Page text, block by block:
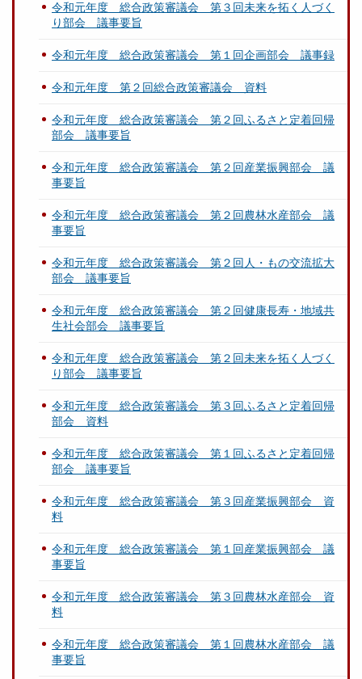
令和元年度 総合政策審議会 第３回未来を拓く人づく
り部会 議事要旨
令和元年度 総合政策審議会 第１回企画部会 議事録
令和元年度 第２回総合政策審議会 資料
令和元年度 総合政策審議会 第２回ふるさと定着回帰
部会 議事要旨
令和元年度 総合政策審議会 第２回産業振興部会 議
事要旨
令和元年度 総合政策審議会 第２回農林水産部会 議
事要旨
令和元年度 総合政策審議会 第２回人・もの交流拡大
部会 議事要旨
令和元年度 総合政策審議会 第２回健康長寿・地域共
生社会部会 議事要旨
令和元年度 総合政策審議会 第２回未来を拓く人づく
り部会 議事要旨
令和元年度 総合政策審議会 第３回ふるさと定着回帰
部会 資料
令和元年度 総合政策審議会 第１回ふるさと定着回帰
部会 議事要旨
令和元年度 総合政策審議会 第３回産業振興部会 資
料
令和元年度 総合政策審議会 第１回産業振興部会 議
事要旨
令和元年度 総合政策審議会 第３回農林水産部会 資
料
令和元年度 総合政策審議会 第１回農林水産部会 議
事要旨